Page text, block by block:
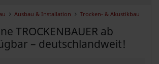
Ausbau & Installation Trocken- & Akustikbau
TROCKENBAUER ab
– deutschlandweit!